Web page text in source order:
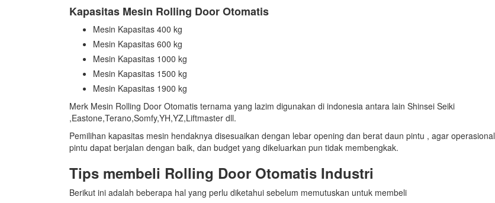
Kapasitas Mesin Rolling Door Otomatis
Mesin Kapasitas 400 kg
Mesin Kapasitas 600 kg
Mesin Kapasitas 1000 kg
Mesin Kapasitas 1500 kg
Mesin Kapasitas 1900 kg
Merk Mesin Rolling Door Otomatis ternama yang lazim digunakan di indonesia antara lain Shinsei Seiki
,Eastone,Terano,Somfy,YH,YZ,Liftmaster dll.
Pemilihan kapasitas mesin hendaknya disesuaikan dengan lebar opening dan berat daun pintu , agar operasional
pintu dapat berjalan dengan baik, dan budget yang dikeluarkan pun tidak membengkak.
Tips membeli Rolling Door Otomatis Industri
Berikut ini adalah beberapa hal yang perlu diketahui sebelum memutuskan untuk membeli